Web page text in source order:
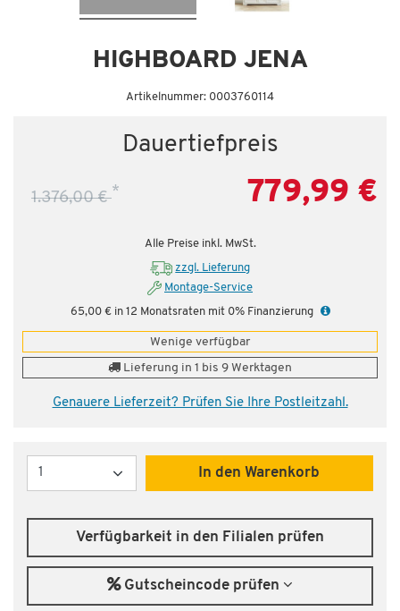
HIGHBOARD JENA
Artikelnummer: 0003760114
Dauertiefpreis
1.376,00 €* 779,99 €
Alle Preise inkl. MwSt.
zzgl. Lieferung
Montage-Service
65,00 € in 12 Monatsraten mit 0% Finanzierung
Wenige verfügbar
Lieferung in 1 bis 9 Werktagen
Genauere Lieferzeit? Prüfen Sie Ihre Postleitzahl.
Menge
In den Warenkorb
Verfügbarkeit in den Filialen prüfen
Gutscheincode prüfen